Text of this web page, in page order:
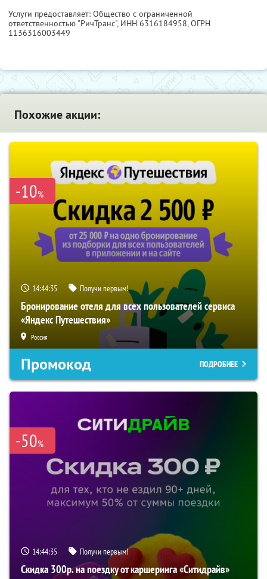
Услуги предоставляет: Общество с ограниченной
ответственностью "РичТранс", ИНН 6316184958, ОГРН
1136316003449
Похожие акции:
-10%
14:44:34 Получи первым!
Бронирование отеля для всех пользователей сервиса
«Яндекс Путешествия»
Россия
Промокод ПОДРОБНЕЕ
-50%
14:44:34 Получи первым!
Скидка 300р. на поездку от каршеринга «Ситидрайв»